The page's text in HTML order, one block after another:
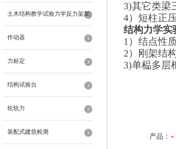
架
土木结构教学试验力学反力架加
载装置
作动器
力标定
结构试验台
轮轨力
装配式建筑检测
3)其它类梁
4）短柱正
结构力学实
1）结点性
2）刚架结
3)单榀多层
产品：